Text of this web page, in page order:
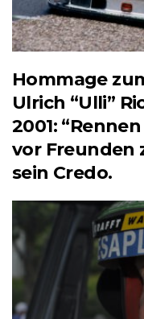
Hommage
Ulrich “Ulli”
2001:
vor Freunden
sein Credo.